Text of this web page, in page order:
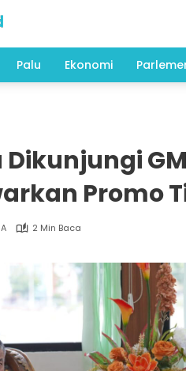
Palu Ekonomi
Dikunjungi
Promo
2 Min Baca